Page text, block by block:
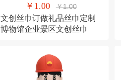
￥1.00 ￥1.00
文创丝巾订做礼品丝巾定制
博物馆企业景区文创丝巾